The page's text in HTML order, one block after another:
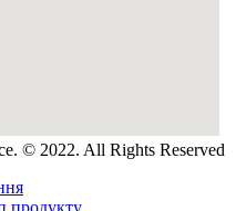
© 2022. All Rights Reserved
продукту